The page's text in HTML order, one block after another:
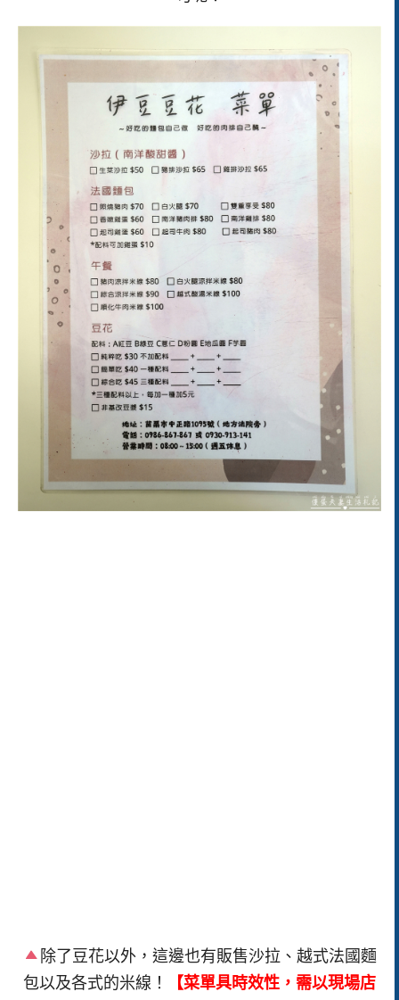
除了豆花以外，這邊也有販售沙拉、越式法國麵
包以及各式的米線！
【菜單具時效性，需以現場店